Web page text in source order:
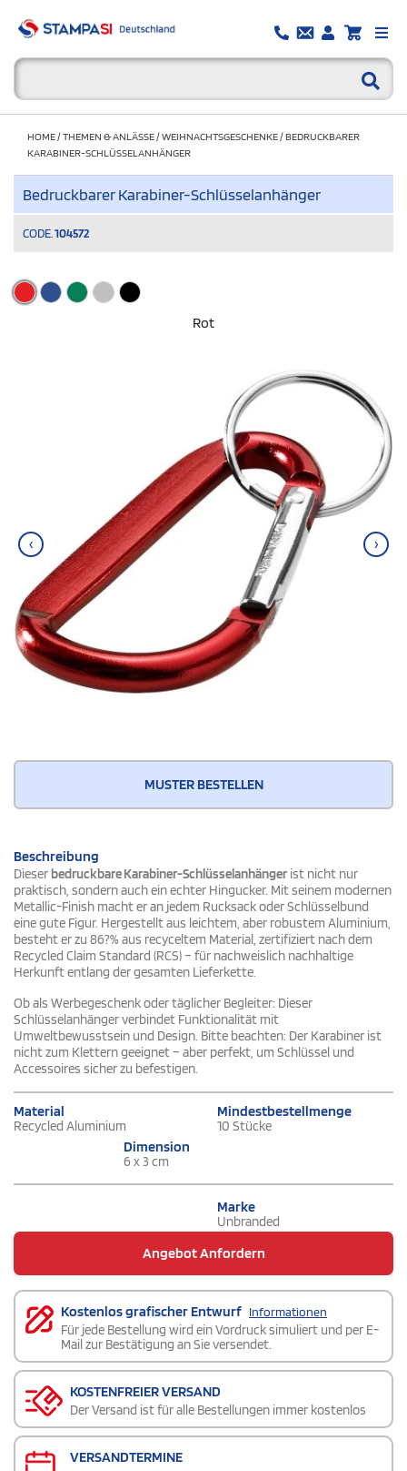
HOME/THEMEN & ANLÄSSE/WEIHNACHTSGESCHENKE/BEDRUCKBARER
KARABINER-SCHLÜSSELANHÄNGER
Bedruckbarer Karabiner-Schlüsselanhänger
CODE. 104572
Rot
‹ ›
MUSTER BESTELLEN
Beschreibung
Dieserbedruckbare Karabiner-Schlüsselanhänger ist nicht nur
praktisch, sondern auch ein echter Hingucker. Mit seinem modernen
Metallic-Finish macht er an jedem Rucksack oder Schlüsselbund
eine gute Figur. Hergestellt aus leichtem, aber robustem Aluminium,
besteht er zu 86?% aus recyceltem Material, zertifiziert nach dem
Recycled Claim Standard (RCS) – für nachweislich nachhaltige
Herkunft entlang der gesamten Lieferkette.
Ob als Werbegeschenk oder täglicher Begleiter: Dieser
Schlüsselanhänger verbindet Funktionalität mit
Umweltbewusstsein und Design. Bitte beachten: Der Karabiner ist
nicht zum Klettern geeignet – aber perfekt, um Schlüssel und
Accessoires sicher zu befestigen.
Material
Recycled Aluminium
Mindestbestellmenge
10 Stücke
Dimension
6 x 3 cm
Marke
Unbranded
Angebot Anfordern
Kostenlos grafischer Entwurf Informationen
Für jede Bestellung wird ein Vordruck simuliert und per E-
Mail zur Bestätigung an Sie versendet.
KOSTENFREIER VERSAND
Der Versand ist für alle Bestellungen immer kostenlos
VERSANDTERMINE